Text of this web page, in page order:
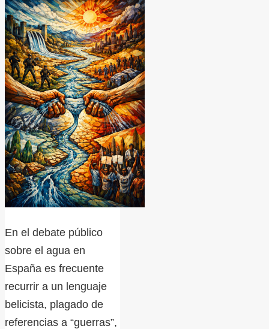
En el debate público
sobre el agua en
España es frecuente
recurrir a un lenguaje
belicista, plagado de
referencias a “guerras”,